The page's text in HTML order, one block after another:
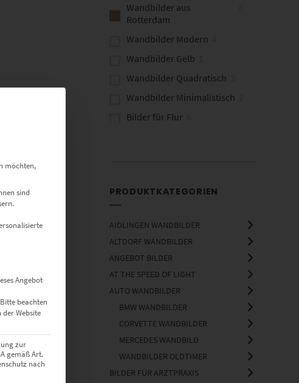
Wandbilder aus
Rotterdam
Wandbilder Modern
Wandbilder Gelb
Wandbilder Quadratisch
Wandbilder Minimalistisch
Bilder für Flur
PRODUKTKATEGORIEN
AIDLINGEN WANDBILDER
ALTDORF WANDBILDER
ANGEBOT BILDER
AT THE SPEED OF LIGHT
AUTO WANDBILDER
BMW WANDBILDER
CORVETTE WANDBILDER
MERCEDES WANDBILD
WANDBILDER OLDTIMER
BILDER FÜR ARZTPRAXIS
möchten,
sind
Angebot
Bitte beachten
Website
zur
gemäß Art.
nach